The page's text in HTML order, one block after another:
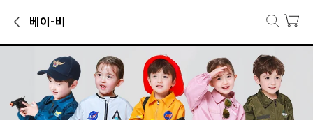
베이-비
베이-비 브랜드관
양말·니삭스, 비니·털모자·방한모자, 썬캡·버킷햇·챙모자 등 베이-비 인
브랜드 소개
유럽형 라이프 스타일을 지향하는 브랜드로 소중한 우리 아이를 위해